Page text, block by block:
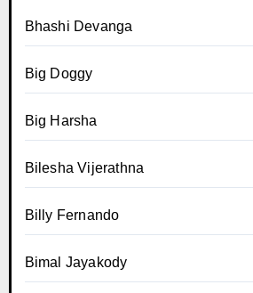
Bhashi Devanga
Big Doggy
Big Harsha
Bilesha Vijerathna
Billy Fernando
Bimal Jayakody